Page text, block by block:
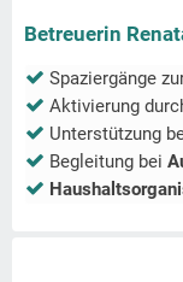
Betreuerin
Spaziergänge
Aktivierung
Unterstützung
Begleitung bei